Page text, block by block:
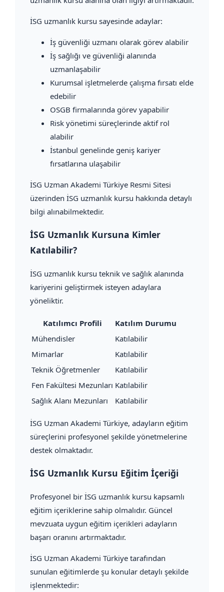
İSG uzmanlık kursu sayesinde adaylar:
İş güvenliği uzmanı olarak görev alabilir
İş sağlığı ve güvenliği alanında
uzmanlaşabilir
Kurumsal işletmelerde çalışma fırsatı elde
edebilir
OSGB firmalarında görev yapabilir
Risk yönetimi süreçlerinde aktif rol
alabilir
İstanbul genelinde geniş kariyer
fırsatlarına ulaşabilir
İSG Uzman Akademi Türkiye Resmi Sitesi
üzerinden İSG uzmanlık kursu hakkında detaylı
bilgi alınabilmektedir.
İSG Uzmanlık Kursuna Kimler
Katılabilir?
İSG uzmanlık kursu teknik ve sağlık alanında
kariyerini geliştirmek isteyen adaylara
yöneliktir.
Katılımcı Profili
Katılım Durumu
Mühendisler
Katılabilir
Mimarlar
Katılabilir
Teknik Öğretmenler
Katılabilir
Fen Fakültesi Mezunları Katılabilir
Sağlık Alanı Mezunları
Katılabilir
İSG Uzman Akademi Türkiye, adayların eğitim
süreçlerini profesyonel şekilde yönetmelerine
destek olmaktadır.
İSG Uzmanlık Kursu Eğitim İçeriği
Profesyonel bir İSG uzmanlık kursu kapsamlı
eğitim içeriklerine sahip olmalıdır. Güncel
mevzuata uygun eğitim içerikleri adayların
başarı oranını artırmaktadır.
İSG Uzman Akademi Türkiye tarafından
sunulan eğitimlerde şu konular detaylı şekilde
işlenmektedir: